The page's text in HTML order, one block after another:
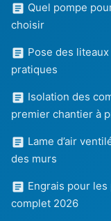
Quel pompe
choisir
Pose des
pratiques
Isolation des
premier chantier à
Lame d’air
des murs
Engrais pour
complet 2026